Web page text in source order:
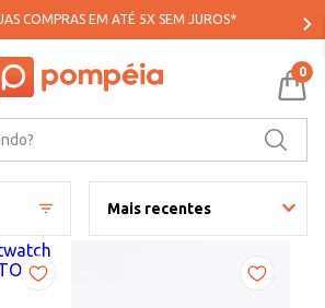
COMPRAS EM ATÉ 5X SEM JUROS*
0
Mais recentes